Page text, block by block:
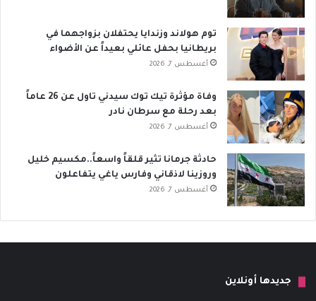
توم هولاند وزندايا يحتفلان بزواجهما في
بريطانيا بحفل عائلي بعيداً عن الأضواء
أغسطس 7, 2026
وفاة مؤثرة تيك توك سيدني تاول عن 26 عاماً
بعد رحلة مع سرطان نادر
أغسطس 7, 2026
حادثة جرمانا تثير قلقاً واسعاً..مكسيم خليل
وروزينا لاذقاني وفارس ياغي يتفاعلون
أغسطس 7, 2026
جديدها أونلاين